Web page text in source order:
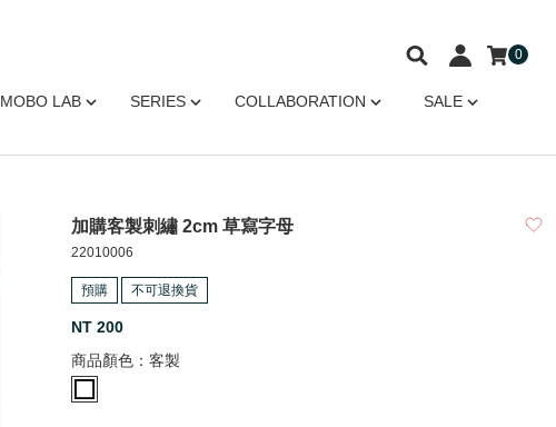
MOBO LAB SERIES COLLABORATION SALE
0
加購客製刺繡 2cm 草寫字母
22010006
預購 不可退換貨
NT 200
商品顏色： 客製